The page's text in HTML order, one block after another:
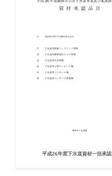
平成26年度下水道資材一括承認